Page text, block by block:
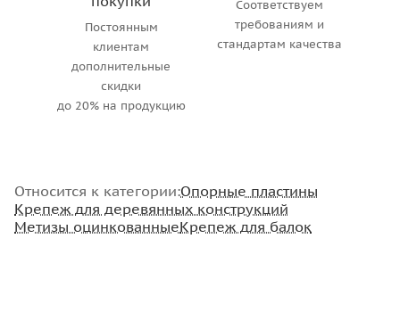
Постоянным
клиентам
дополнительные
скидки
до 20% на продукцию
Соответствуем
требованиям и
стандартам качества
Относится к категории:Опорные пластины
Крепеж для деревянных конструкций
Метизы оцинкованныеКрепеж для балок